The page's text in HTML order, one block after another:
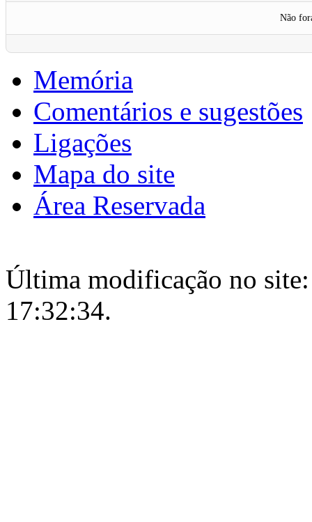
Não
Memória
Comentários e sugestões
Ligações
Mapa do site
Área Reservada
Última modificação no
17:32:34.